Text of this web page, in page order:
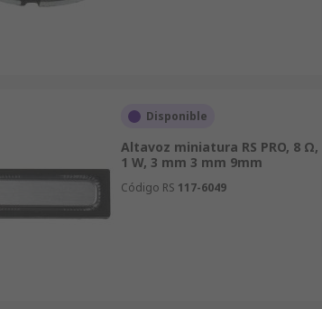
Disponible
Altavoz miniatura RS PRO, 8 Ω,
1 W, 3 mm 3 mm 9mm
Código RS 117-6049